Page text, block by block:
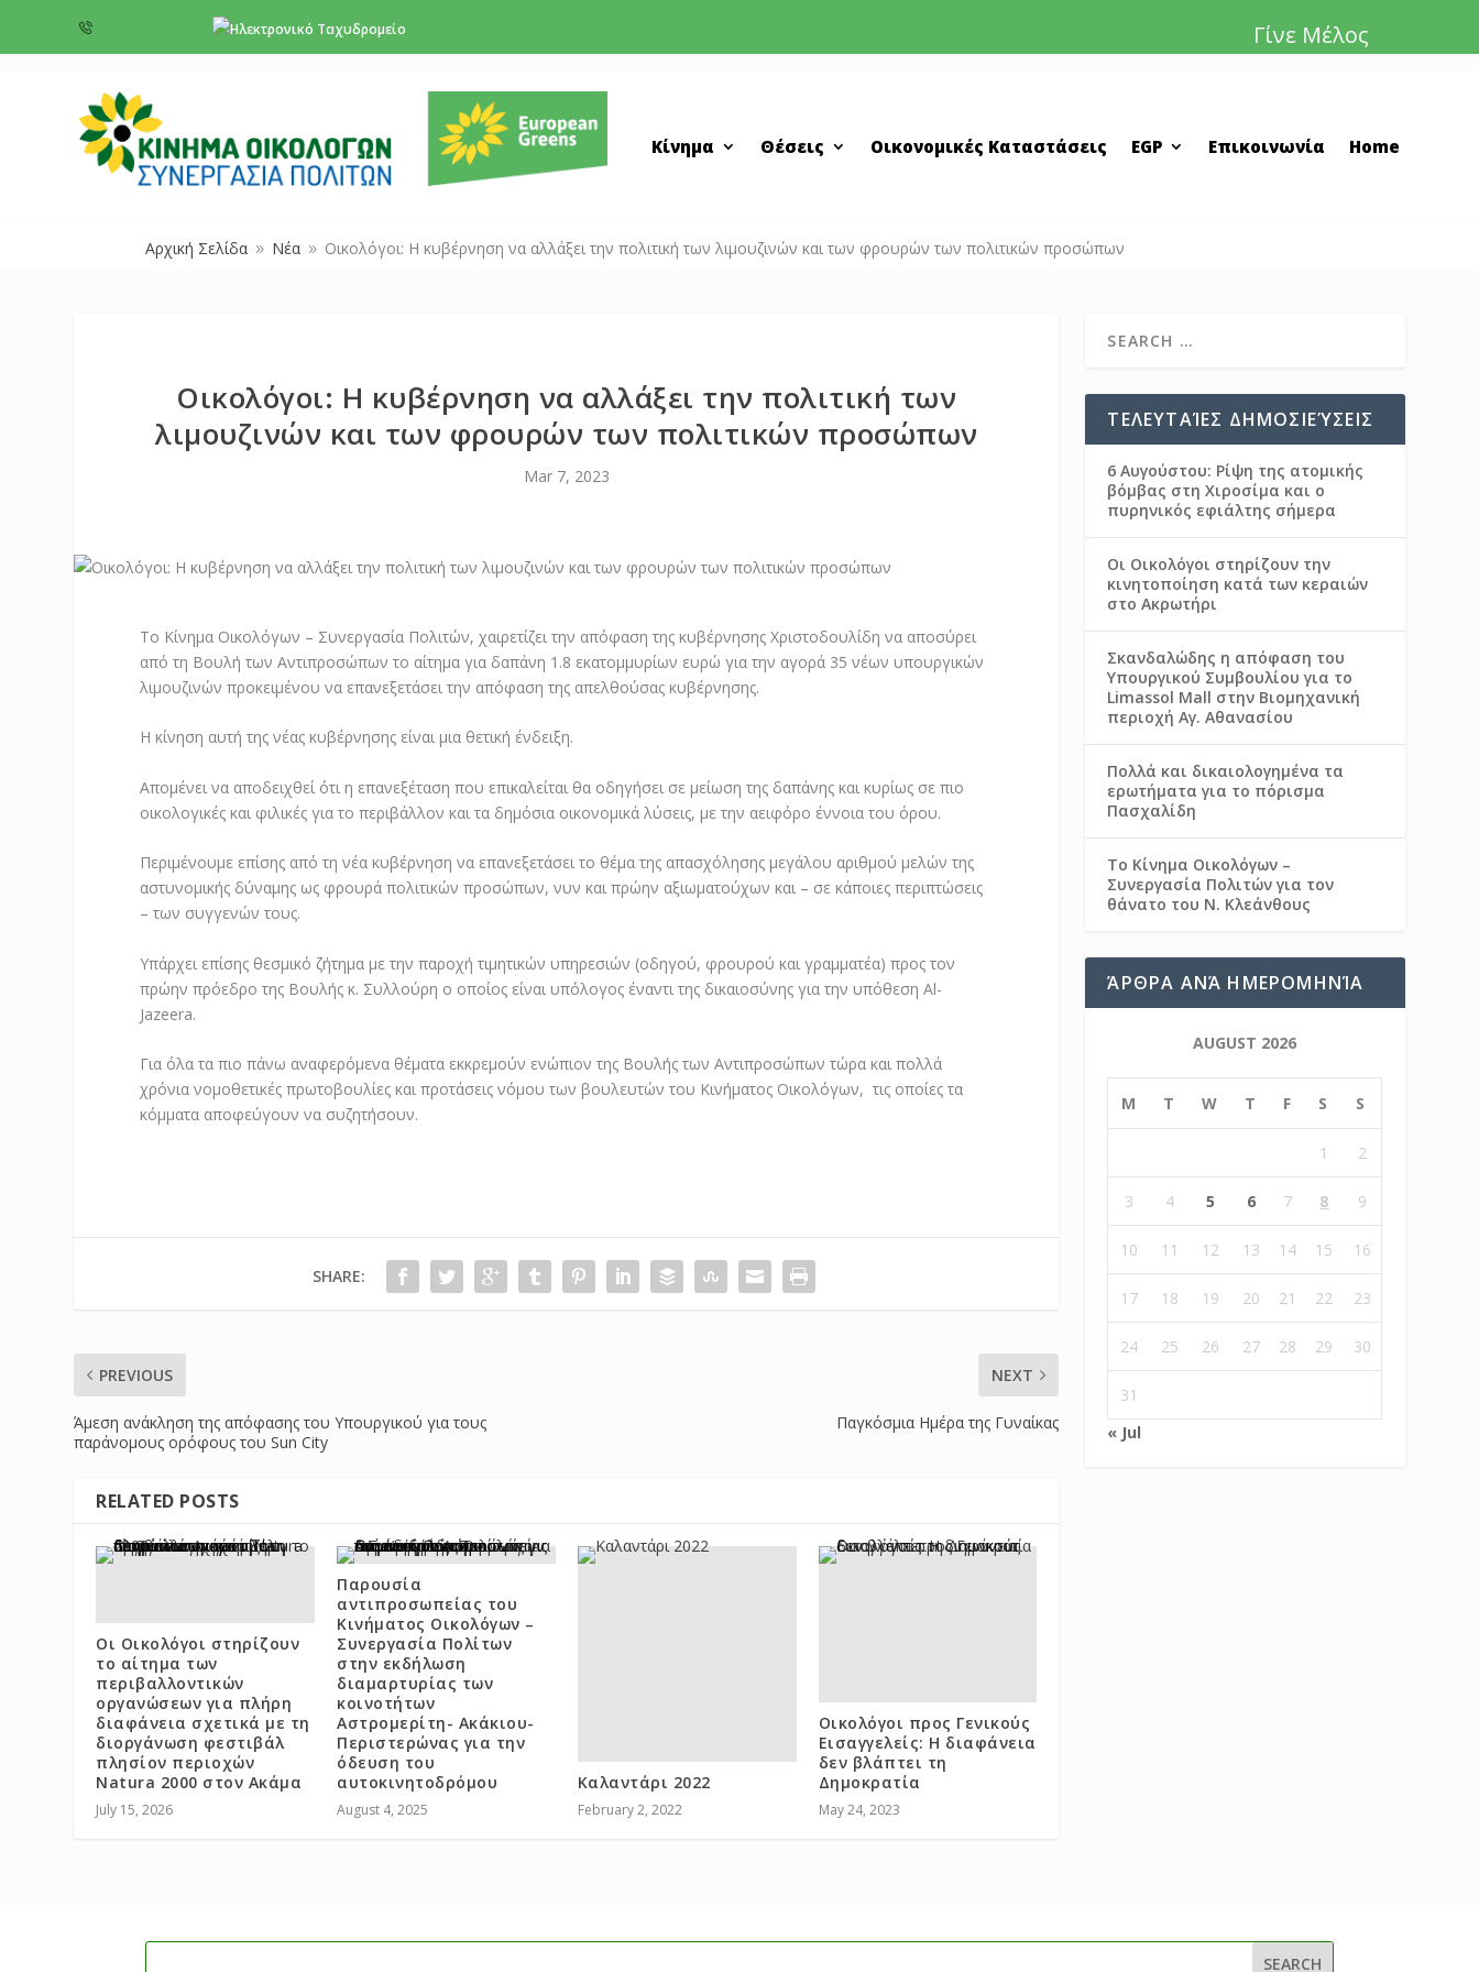
Γίνε Μέλος
Κίνημα Θέσεις Οικονομικές Καταστάσεις EGP Επικοινωνία Home
Αρχική Σελίδα 9 Νέα 9 Οικολόγοι: Η κυβέρνηση να αλλάξει την πολιτική των λιμουζινών και των φρουρών των πολιτικών προσώπων
Οικολόγοι: Η κυβέρνηση να αλλάξει την πολιτική των
λιμουζινών και των φρουρών των πολιτικών προσώπων
Mar 7, 2023
Το Κίνημα Οικολόγων – Συνεργασία Πολιτών, χαιρετίζει την απόφαση της κυβέρνησης Χριστοδουλίδη να αποσύρει
από τη Βουλή των Αντιπροσώπων το αίτημα για δαπάνη 1.8 εκατομμυρίων ευρώ για την αγορά 35 νέων υπουργικών
λιμουζινών προκειμένου να επανεξετάσει την απόφαση της απελθούσας κυβέρνησης.
Η κίνηση αυτή της νέας κυβέρνησης είναι μια θετική ένδειξη.
Απομένει να αποδειχθεί ότι η επανεξέταση που επικαλείται θα οδηγήσει σε μείωση της δαπάνης και κυρίως σε πιο
οικολογικές και φιλικές για το περιβάλλον και τα δημόσια οικονομικά λύσεις, με την αειφόρο έννοια του όρου.
Περιμένουμε επίσης από τη νέα κυβέρνηση να επανεξετάσει το θέμα της απασχόλησης μεγάλου αριθμού μελών της
αστυνομικής δύναμης ως φρουρά πολιτικών προσώπων, νυν και πρώην αξιωματούχων και – σε κάποιες περιπτώσεις
– των συγγενών τους.
Υπάρχει επίσης θεσμικό ζήτημα με την παροχή τιμητικών υπηρεσιών (οδηγού, φρουρού και γραμματέα) προς τον
πρώην πρόεδρο της Βουλής κ. Συλλούρη ο οποίος είναι υπόλογος έναντι της δικαιοσύνης για την υπόθεση Al-
Jazeera.
Για όλα τα πιο πάνω αναφερόμενα θέματα εκκρεμούν ενώπιον της Βουλής των Αντιπροσώπων τώρα και πολλά
χρόνια νομοθετικές πρωτοβουλίες και προτάσεις νόμου των βουλευτών του Κινήματος Οικολόγων, τις οποίες τα
κόμματα αποφεύγουν να συζητήσουν.
SHARE:
PREVIOUS
Άμεση ανάκληση της απόφασης του Υπουργικού για τους
παράνομους ορόφους του Sun City
NEXT
Παγκόσμια Ημέρα της Γυναίκας
RELATED POSTS
Οι Οικολόγοι στηρίζουν
το αίτημα των
περιβαλλοντικών
οργανώσεων για πλήρη
διαφάνεια σχετικά με τη
διοργάνωση φεστιβάλ
πλησίον περιοχών
Natura 2000 στον Ακάμα
July 15, 2026
Παρουσία
αντιπροσωπείας του
Κινήματος Οικολόγων –
Συνεργασία Πολίτων
στην εκδήλωση
διαμαρτυρίας των
κοινοτήτων
Αστρομερίτη- Ακάκιου-
Περιστερώνας για την
όδευση του
αυτοκινητοδρόμου
August 4, 2025
Καλαντάρι 2022
February 2, 2022
Οικολόγοι προς Γενικούς
Εισαγγελείς: Η διαφάνεια
δεν βλάπτει τη
Δημοκρατία
May 24, 2023
ΤΕΛΕΥΤΑΊΕΣ ΔΗΜΟΣΙΕΎΣΕΙΣ
6 Αυγούστου: Ρίψη της ατομικής
βόμβας στη Χιροσίμα και ο
πυρηνικός εφιάλτης σήμερα
Οι Οικολόγοι στηρίζουν την
κινητοποίηση κατά των κεραιών
στο Ακρωτήρι
Σκανδαλώδης η απόφαση του
Υπουργικού Συμβουλίου για το
Limassol Mall στην Βιομηχανική
περιοχή Αγ. Αθανασίου
Πολλά και δικαιολογημένα τα
ερωτήματα για το πόρισμα
Πασχαλίδη
Το Κίνημα Οικολόγων –
Συνεργασία Πολιτών για τον
θάνατο του Ν. Κλεάνθους
ΆΡΘΡΑ ΑΝΆ ΗΜΕΡΟΜΗΝΊΑ
AUGUST 2026
M T W T F S S
1 2
3 4 5 6 7 8 9
10 11 12 13 14 15 16
17 18 19 20 21 22 23
24 25 26 27 28 29 30
31
« Jul